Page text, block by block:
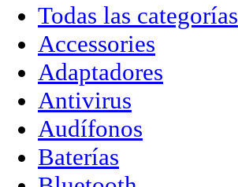
Todas las categorías
Accessories
Adaptadores
Antivirus
Audífonos
Baterías